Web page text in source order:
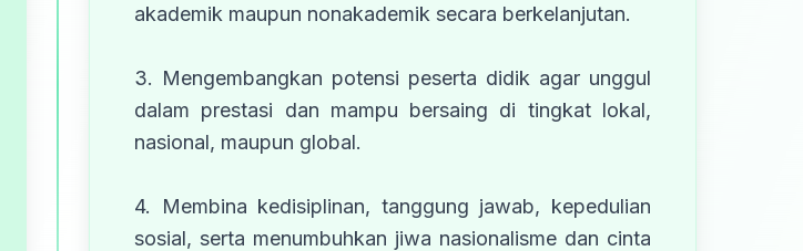
akademik maupun nonakademik secara berkelanjutan.
3. Mengembangkan potensi peserta didik agar unggul
dalam prestasi dan mampu bersaing di tingkat lokal,
nasional, maupun global.
4. Membina kedisiplinan, tanggung jawab, kepedulian
sosial, serta menumbuhkan jiwa nasionalisme dan cinta